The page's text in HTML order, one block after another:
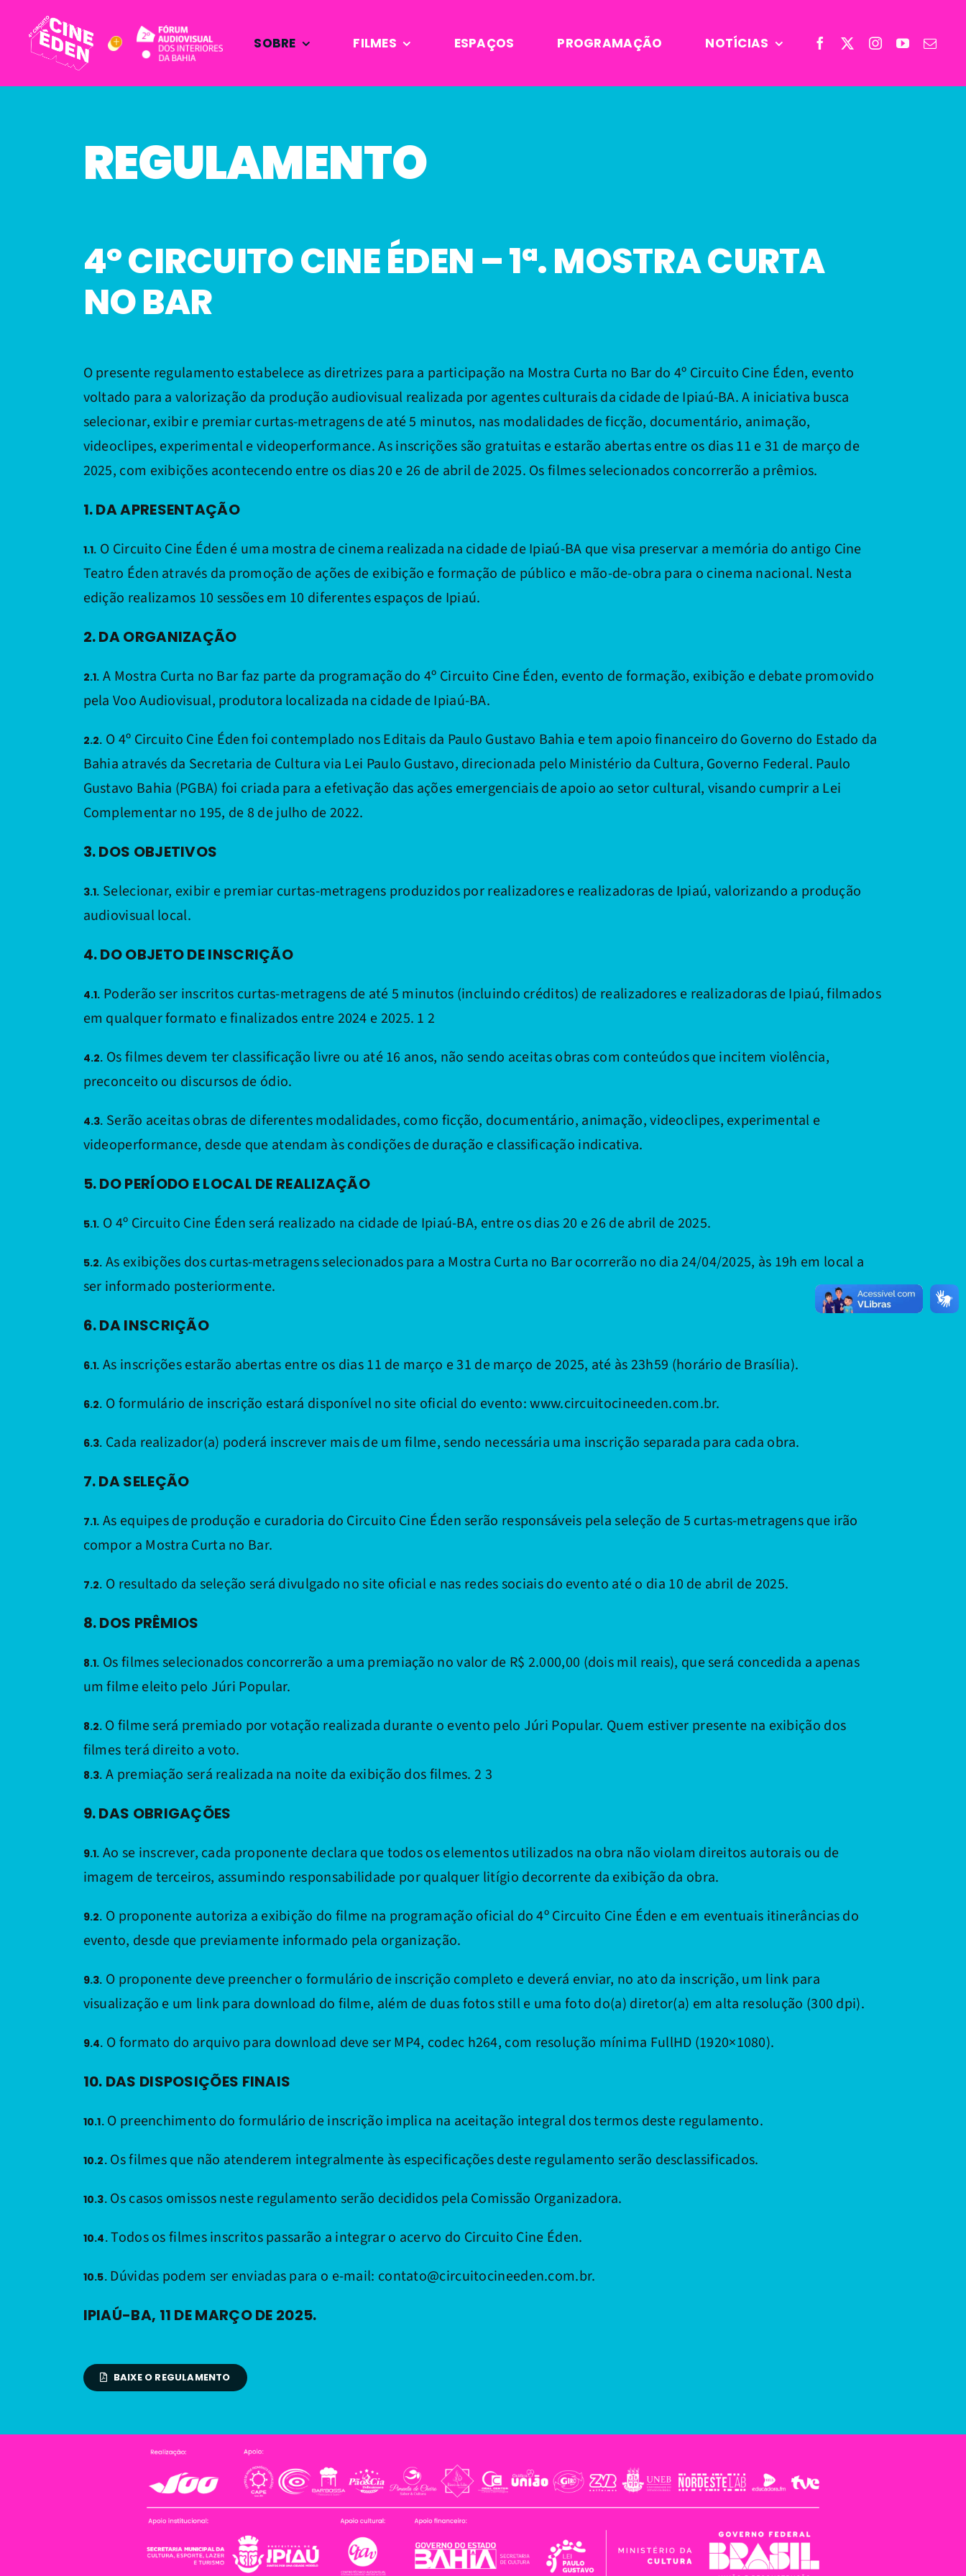
content
SOBRE FILMES ESPAÇOS PROGRAMAÇÃO NOTÍCIAS
REGULAMENTO
4º CIRCUITO CINE ÉDEN – 1ª. MOSTRA CURTA
NO BAR
O presente regulamento estabelece as diretrizes para a participação na Mostra Curta no Bar do 4º Circuito Cine Éden, evento
voltado para a valorização da produção audiovisual realizada por agentes culturais da cidade de Ipiaú-BA. A iniciativa busca
selecionar, exibir e premiar curtas-metragens de até 5 minutos, nas modalidades de ficção, documentário, animação,
videoclipes, experimental e videoperformance. As inscrições são gratuitas e estarão abertas entre os dias 11 e 31 de março de
2025, com exibições acontecendo entre os dias 20 e 26 de abril de 2025. Os filmes selecionados concorrerão a prêmios.
1. DA APRESENTAÇÃO
1.1. O Circuito Cine Éden é uma mostra de cinema realizada na cidade de Ipiaú-BA que visa preservar a memória do antigo Cine
Teatro Éden através da promoção de ações de exibição e formação de público e mão-de-obra para o cinema nacional. Nesta
edição realizamos 10 sessões em 10 diferentes espaços de Ipiaú.
2. DA ORGANIZAÇÃO
2.1. A Mostra Curta no Bar faz parte da programação do 4º Circuito Cine Éden, evento de formação, exibição e debate promovido
pela Voo Audiovisual, produtora localizada na cidade de Ipiaú-BA.
2.2. O 4º Circuito Cine Éden foi contemplado nos Editais da Paulo Gustavo Bahia e tem apoio financeiro do Governo do Estado da
Bahia através da Secretaria de Cultura via Lei Paulo Gustavo, direcionada pelo Ministério da Cultura, Governo Federal. Paulo
Gustavo Bahia (PGBA) foi criada para a efetivação das ações emergenciais de apoio ao setor cultural, visando cumprir a Lei
Complementar no 195, de 8 de julho de 2022.
3. DOS OBJETIVOS
3.1. Selecionar, exibir e premiar curtas-metragens produzidos por realizadores e realizadoras de Ipiaú, valorizando a produção
audiovisual local.
4. DO OBJETO DE INSCRIÇÃO
4.1. Poderão ser inscritos curtas-metragens de até 5 minutos (incluindo créditos) de realizadores e realizadoras de Ipiaú, filmados
em qualquer formato e finalizados entre 2024 e 2025. 1 2
4.2. Os filmes devem ter classificação livre ou até 16 anos, não sendo aceitas obras com conteúdos que incitem violência,
preconceito ou discursos de ódio.
4.3. Serão aceitas obras de diferentes modalidades, como ficção, documentário, animação, videoclipes, experimental e
videoperformance, desde que atendam às condições de duração e classificação indicativa.
5. DO PERÍODO E LOCAL DE REALIZAÇÃO
5.1. O 4º Circuito Cine Éden será realizado na cidade de Ipiaú-BA, entre os dias 20 e 26 de abril de 2025.
5.2. As exibições dos curtas-metragens selecionados para a Mostra Curta no Bar ocorrerão no dia 24/04/2025, às 19h em local a
ser informado posteriormente.
6. DA INSCRIÇÃO
6.1. As inscrições estarão abertas entre os dias 11 de março e 31 de março de 2025, até às 23h59 (horário de Brasília).
6.2. O formulário de inscrição estará disponível no site oficial do evento: www.circuitocineeden.com.br.
6.3. Cada realizador(a) poderá inscrever mais de um filme, sendo necessária uma inscrição separada para cada obra.
7. DA SELEÇÃO
7.1. As equipes de produção e curadoria do Circuito Cine Éden serão responsáveis pela seleção de 5 curtas-metragens que irão
compor a Mostra Curta no Bar.
7.2. O resultado da seleção será divulgado no site oficial e nas redes sociais do evento até o dia 10 de abril de 2025.
8. DOS PRÊMIOS
8.1. Os filmes selecionados concorrerão a uma premiação no valor de R$ 2.000,00 (dois mil reais), que será concedida a apenas
um filme eleito pelo Júri Popular.
8.2. O filme será premiado por votação realizada durante o evento pelo Júri Popular. Quem estiver presente na exibição dos
filmes terá direito a voto.
8.3. A premiação será realizada na noite da exibição dos filmes. 2 3
9. DAS OBRIGAÇÕES
9.1. Ao se inscrever, cada proponente declara que todos os elementos utilizados na obra não violam direitos autorais ou de
imagem de terceiros, assumindo responsabilidade por qualquer litígio decorrente da exibição da obra.
9.2. O proponente autoriza a exibição do filme na programação oficial do 4º Circuito Cine Éden e em eventuais itinerâncias do
evento, desde que previamente informado pela organização.
9.3. O proponente deve preencher o formulário de inscrição completo e deverá enviar, no ato da inscrição, um link para
visualização e um link para download do filme, além de duas fotos still e uma foto do(a) diretor(a) em alta resolução (300 dpi).
9.4. O formato do arquivo para download deve ser MP4, codec h264, com resolução mínima FullHD (1920×1080).
10. DAS DISPOSIÇÕES FINAIS
10.1. O preenchimento do formulário de inscrição implica na aceitação integral dos termos deste regulamento.
10.2. Os filmes que não atenderem integralmente às especificações deste regulamento serão desclassificados.
10.3. Os casos omissos neste regulamento serão decididos pela Comissão Organizadora.
10.4. Todos os filmes inscritos passarão a integrar o acervo do Circuito Cine Éden.
10.5. Dúvidas podem ser enviadas para o e-mail: contato@circuitocineeden.com.br.
IPIAÚ-BA, 11 DE MARÇO DE 2025.
BAIXE O REGULAMENTO